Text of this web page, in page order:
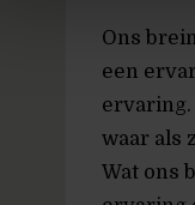
Ons
een
ervaring.
waar als
Wat ons